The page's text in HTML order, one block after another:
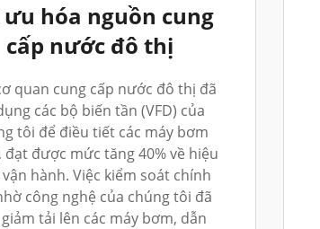
ưu hóa nguồn cung
cấp nước đô thị
quan cung cấp nước đô thị đã
các bộ biến tần (VFD) của
tôi để điều tiết các máy bơm
đạt được mức tăng 40% về hiệu
hành. Việc kiểm soát chính
công nghệ của chúng tôi đã
tải lên các máy bơm, dẫn